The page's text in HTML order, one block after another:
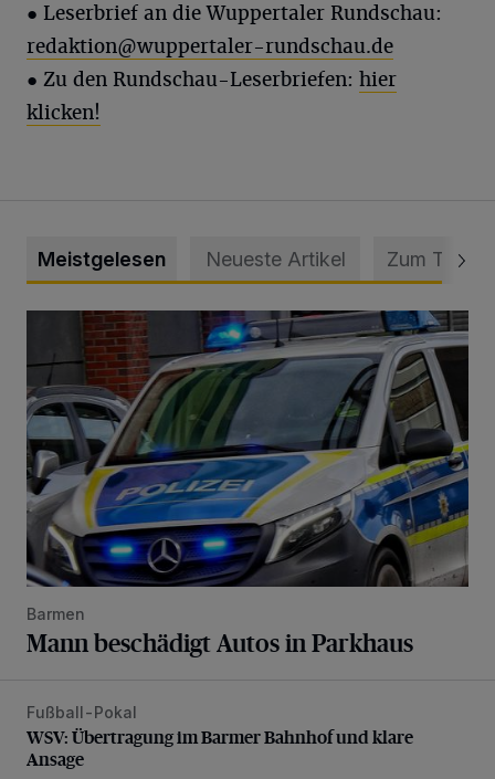
● Leserbrief an die Wuppertaler Rundschau:
redaktion@wuppertaler-rundschau.de
● Zu den Rundschau-Leserbriefen: hier
klicken!
Meistgelesen Neueste Artikel Zum Thema
Mann beschädigt Autos in Parkhaus
Barmen
Mann beschädigt Autos in Parkhaus
WSV: Übertragung im Barmer Bahnhof und klare Ansage
Fußball-Pokal
WSV: Übertragung im Barmer Bahnhof und klare
Ansage